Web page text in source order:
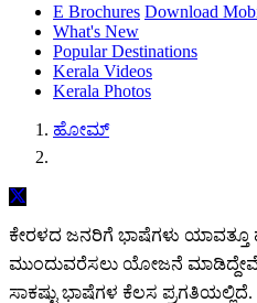
E Brochures Download
What's New
Popular Destinations
Kerala Videos
Kerala Photos
ಹೋಮ್
ಕೇರಳದ ಜನರಿಗೆ ಭಾಷೆಗಳು ಯಾವತ್ತೂ
ಮುಂದುವರೆಸಲು ಯೋಜನೆ ಮಾಡಿದ್ದೇವೆ.
ಸಾಕಷ್ಟು ಭಾಷೆಗಳ ಕೆಲಸ ಪ್ರಗತಿಯಲ್ಲಿದೆ.